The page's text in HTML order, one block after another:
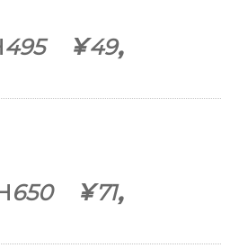
495 ￥49，
650 ￥71，